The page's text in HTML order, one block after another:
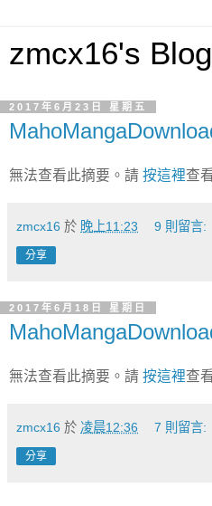
zmcx16's Blog
2017年6月23日 星期五
無法查看此摘要。請 按這裡查
zmcx16 於 晚上11:23 9 則留言:
分享
2017年6月18日 星期日
無法查看此摘要。請 按這裡查
zmcx16 於 凌晨12:36 7 則留言:
分享